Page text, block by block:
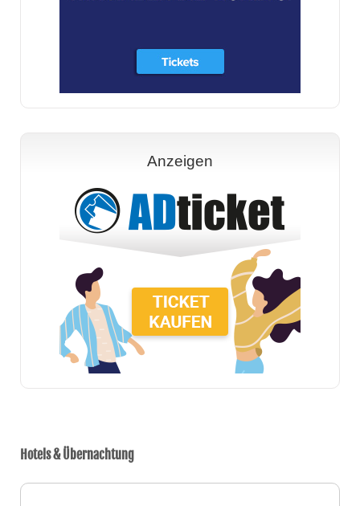
Anzeigen
Hotels & Übernachtung